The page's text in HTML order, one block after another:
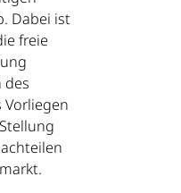
Dabei ist
freie
des